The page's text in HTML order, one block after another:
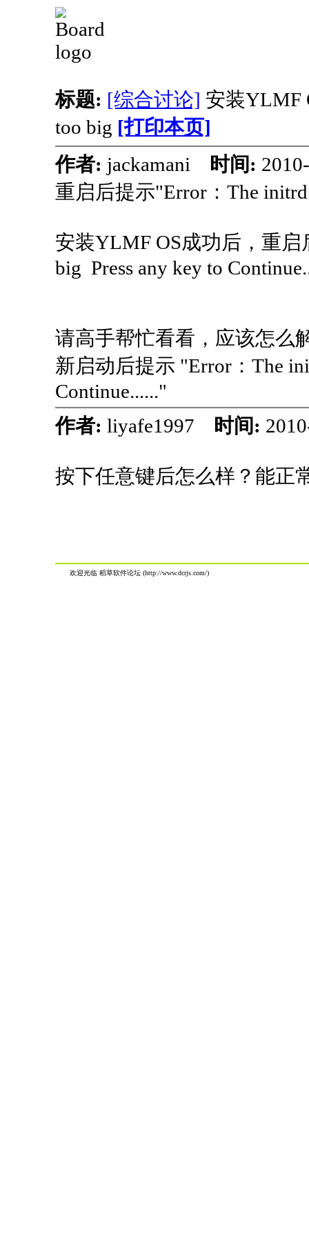
标题: [综合讨论] 安装YLMF
too big [打印本页]
作者: jackamani 时间:
重启后提示"Error：The
安装YLMF OS成功后，重
big Press any key to
请高手帮忙看看，应该怎么
新启动后提示 "Error：The
Continue......"
作者: liyafe1997 时间:
按下任意键后怎么样？能正
欢迎光临 稻草软件论坛 (http://www.dcrjs.com/)